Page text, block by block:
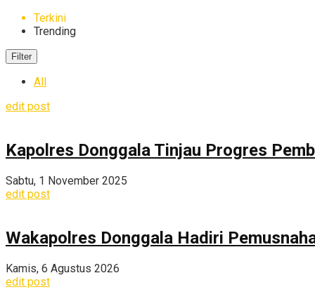
Terkini
Trending
Filter
All
edit post
Kapolres Donggala Tinjau Progres
Sabtu, 1 November 2025
edit post
Wakapolres Donggala Hadiri
Kamis, 6 Agustus 2026
edit post